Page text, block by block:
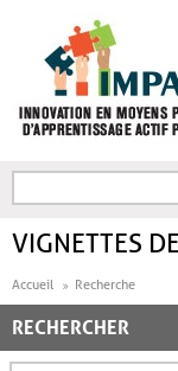
FORMULAIRE DE
VIGNETTES
Accueil Recherche
RECHERCHER